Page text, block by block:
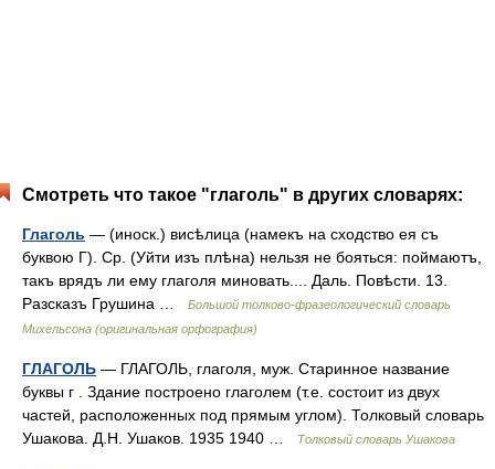
Смотреть что такое "глаголь" в других словарях:
Глаголь — (иноск.) висѣлица (намекъ на сходство ея съ
буквою Г). Ср. (Уйти изъ плѣна) нельзя не бояться: поймаютъ,
такъ врядъ ли ему глаголя миновать.... Даль. Повѣсти. 13.
Разсказъ Грушина …
Большой толково-фразеологический словарь
Михельсона (оригинальная орфография)
ГЛАГОЛЬ — ГЛАГОЛЬ, глаголя, муж. Старинное название
буквы г . Здание построено глаголем (т.е. состоит из двух
частей, расположенных под прямым углом). Толковый словарь
Ушакова. Д.Н. Ушаков. 1935 1940 …
Толковый словарь Ушакова